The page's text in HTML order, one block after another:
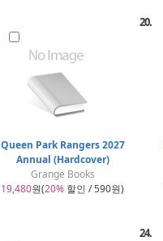
Queen Park Rangers 2027
Annual (Hardcover)
Grange Books
19,480원(20% 할인 / 590원)
20.
24.